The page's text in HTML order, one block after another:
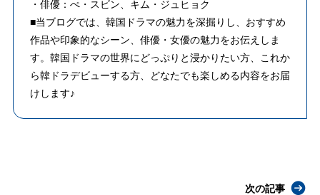
・俳優：ぺ・スビン、キム・ジュヒョク
■当ブログでは、韓国ドラマの魅力を深掘りし、おすすめ
作品や印象的なシーン、俳優・女優の魅力をお伝えしま
す。韓国ドラマの世界にどっぷりと浸かりたい方、これか
ら韓ドラデビューする方、どなたでも楽しめる内容をお届
けします♪
次の記事